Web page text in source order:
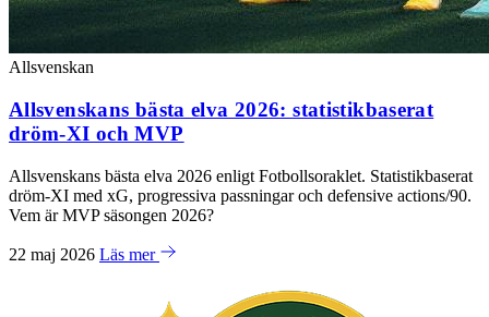
Allsvenskan
Allsvenskans bästa elva 2026: statistikbaserat
dröm-XI och MVP
Allsvenskans bästa elva 2026 enligt Fotbollsoraklet. Statistikbaserat
dröm-XI med xG, progressiva passningar och defensive actions/90.
Vem är MVP säsongen 2026?
22 maj 2026 Läs mer